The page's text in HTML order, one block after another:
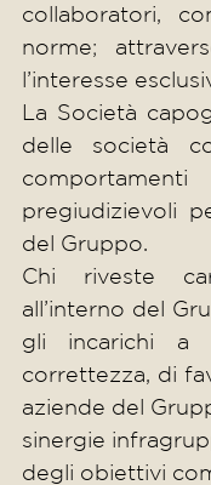
collaboratori,
norme;
l’interesse
La Società
delle società
pregiudizievoli
del Gruppo.
Chi riveste
all’interno del
gli incarichi a
correttezza, di
aziende del
sinergie
degli obiettivi